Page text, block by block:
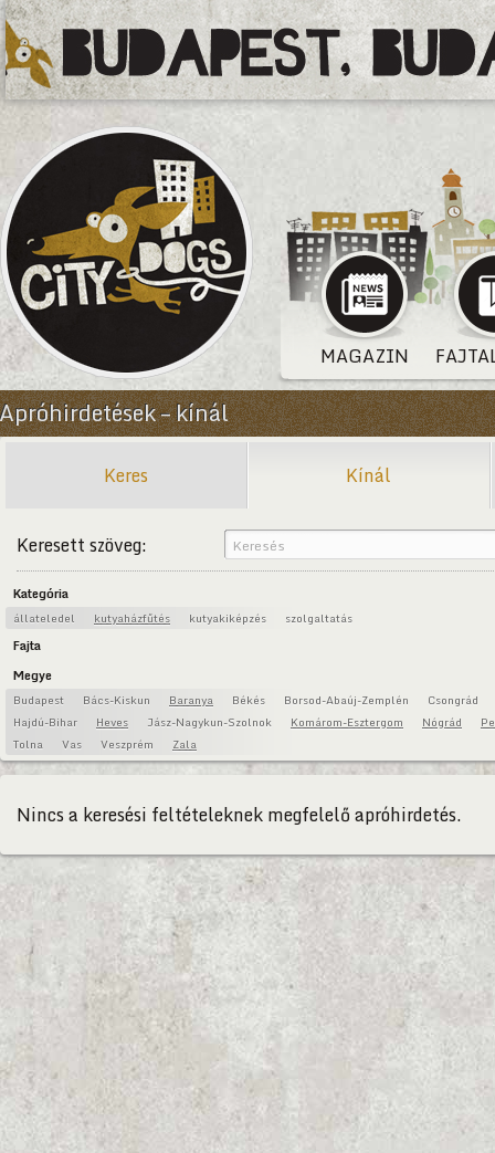
MAGAZIN
Apróhirdetések – kínál
Keres Kínál
Keresett szöveg:
Kategória
állateledel kutyaházfűtés kutyakiképzés szolgaltatás
Fajta
Megye
Budapest Bács-Kiskun Baranya Békés Borsod-Abaúj-Zemplén
Csongrád
Hajdú-Bihar
Heves Jász-Nagykun-Szolnok Komárom-Esztergom Nógrád
Tolna
Vas Veszprém Zala
Nincs a keresési feltételeknek megfelelő apróhirdetés.